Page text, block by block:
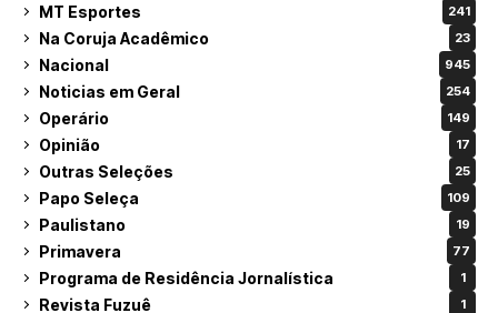
MT Esportes 241
Na Coruja Acadêmico 23
Nacional 945
Noticias em Geral 254
Operário 149
Opinião 17
Outras Seleções 25
Papo Seleça 109
Paulistano 19
Primavera 77
Programa de Residência Jornalística 1
Revista Fuzuê 1